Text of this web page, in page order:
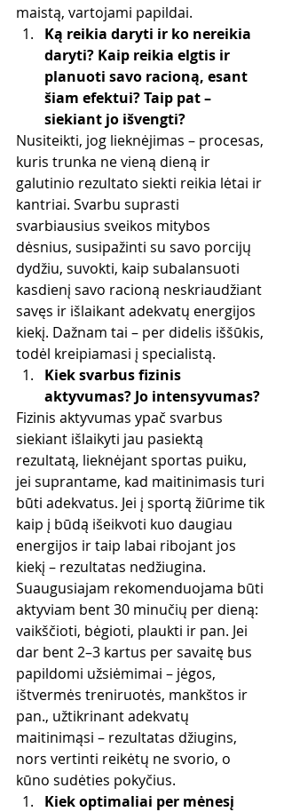
maistą, vartojami papildai.
Ką reikia daryti ir ko nereikia
daryti? Kaip reikia elgtis ir
planuoti savo racioną, esant
šiam efektui? Taip pat –
siekiant jo išvengti?
Nusiteikti, jog lieknėjimas – procesas,
kuris trunka ne vieną dieną ir
galutinio rezultato siekti reikia lėtai ir
kantriai. Svarbu suprasti
svarbiausius sveikos mitybos
dėsnius, susipažinti su savo porcijų
dydžiu, suvokti, kaip subalansuoti
kasdienį savo racioną neskriaudžiant
savęs ir išlaikant adekvatų energijos
kiekį. Dažnam tai – per didelis iššūkis,
todėl kreipiamasi į specialistą.
Kiek svarbus fizinis
aktyvumas? Jo intensyvumas?
Fizinis aktyvumas ypač svarbus
siekiant išlaikyti jau pasiektą
rezultatą, lieknėjant sportas puiku,
jei suprantame, kad maitinimasis turi
būti adekvatus. Jei į sportą žiūrime tik
kaip į būdą išeikvoti kuo daugiau
energijos ir taip labai ribojant jos
kiekį – rezultatas nedžiugina.
Suaugusiajam rekomenduojama būti
aktyviam bent 30 minučių per dieną:
vaikščioti, bėgioti, plaukti ir pan. Jei
dar bent 2–3 kartus per savaitę bus
papildomi užsiėmimai – jėgos,
ištvermės treniruotės, mankštos ir
pan., užtikrinant adekvatų
maitinimąsi – rezultatas džiugins,
nors vertinti reikėtų ne svorio, o
kūno sudėties pokyčius.
Kiek optimaliai per mėnesį